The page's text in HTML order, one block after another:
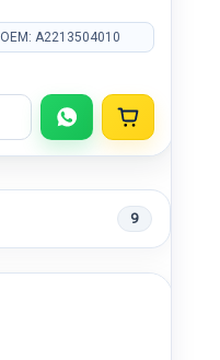
OEM: A2213504010
9